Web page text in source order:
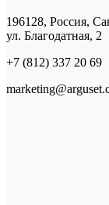
196128, Россия,
ул. Благодатная, 2
+7 (812) 337 20 69